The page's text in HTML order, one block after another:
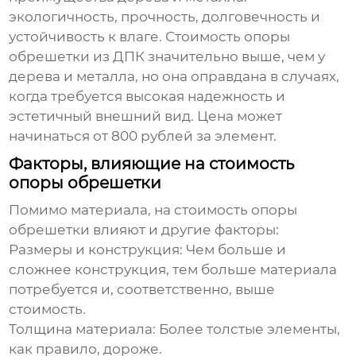
экологичность, прочность, долговечность и
устойчивость к влаге. Стоимость опоры
обрешетки из ДПК значительно выше, чем у
дерева и металла, но она оправдана в случаях,
когда требуется высокая надежность и
эстетичный внешний вид. Цена может
начинаться от 800 рублей за элемент.
Факторы, влияющие на стоимость
опоры обрешетки
Помимо материала, на стоимость опоры
обрешетки влияют и другие факторы:
Размеры и конструкция: Чем больше и
сложнее конструкция, тем больше материала
потребуется и, соответственно, выше
стоимость.
Толщина материала: Более толстые элементы,
как правило, дороже.